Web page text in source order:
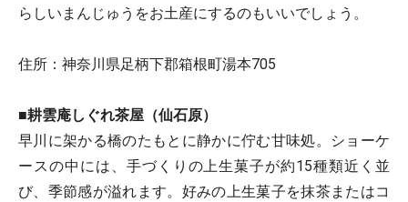
らしいまんじゅうをお土産にするのもいいでしょう。
住所：神奈川県足柄下郡箱根町湯本705
■耕雲庵しぐれ茶屋（仙石原）
早川に架かる橋のたもとに静かに佇む甘味処。ショーケ
ースの中には、手づくりの上生菓子が約15種類近く並
び、季節感が溢れます。好みの上生菓子を抹茶またはコ